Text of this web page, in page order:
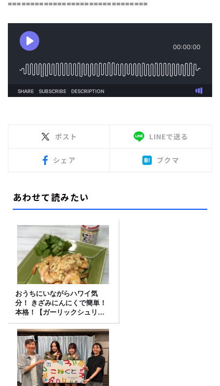
===============================
ポスト LINEで送る
シェア ブクマ
あわせて読みたい
おうちにいながらハワイ気
分！ きざみにんにくで簡単！
本格！【ガーリックシュリン
プ】 桃屋のかんたんレシピ